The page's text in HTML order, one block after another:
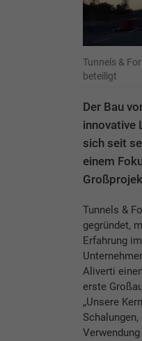
Tunnels &
beteiligt
Der Bau
innovative
sich seit
einem
Tunnels &
gegründet,
Erfahrung
Aliverti
erste
„Unsere